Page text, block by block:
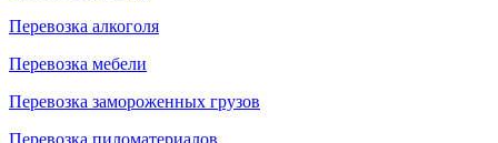
Перевозка алкоголя
Перевозка мебели
Перевозка замороженных грузов
Перевозка пиломатериалов